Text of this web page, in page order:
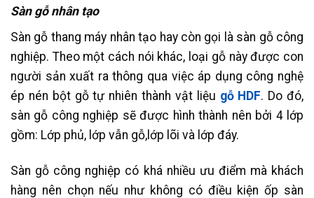
Sàn gỗ nhân tạo
Sàn gỗ thang máy nhân tạo hay còn gọi là sàn gỗ công
nghiệp. Theo một cách nói khác, loại gỗ này được con
người sản xuất ra thông qua việc áp dụng công nghệ
ép nén bột gỗ tự nhiên thành vật liệu gỗ HDF. Do đó,
sàn gỗ công nghiệp sẽ được hình thành nên bởi 4 lớp
gồm: Lớp phủ, lớp vẫn gỗ,lớp lõi và lớp đáy.
Sàn gỗ công nghiệp có khá nhiều ưu điểm mà khách
hàng nên chọn nếu như không có điều kiện ốp sàn